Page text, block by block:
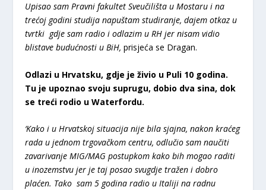
Upisao sam Pravni fakultet Sveučilišta u Mostaru i na
trećoj godini studija napuštam studiranje, dajem otkaz u
tvrtki gdje sam radio i odlazim u RH jer nisam vidio
blistave budućnosti u BiH,prisjeća se Dragan.
Odlazi u Hrvatsku, gdje je živio u Puli 10 godina.
Tu je upoznao svoju suprugu, dobio dva sina, dok
se treći rodio u Waterfordu.
‘Kako i u Hrvatskoj situacija nije bila sjajna, nakon kraćeg
rada u jednom trgovačkom centru, odlučio sam naučiti
zavarivanje MIG/MAG postupkom kako bih mogao raditi
u inozemstvu jer je taj posao svugdje tražen i dobro
plaćen. Tako sam 5 godina radio u Italiji na radnu